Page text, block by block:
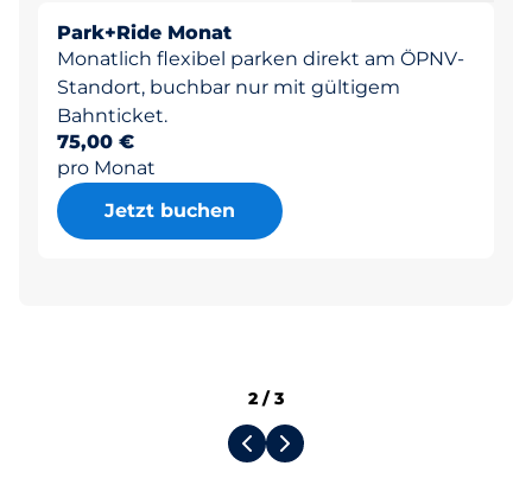
Park+Ride Monat
Monatlich flexibel parken direkt am ÖPNV-
Standort, buchbar nur mit gültigem
Bahnticket.
75,00 €
pro Monat
Jetzt buchen
2 /3